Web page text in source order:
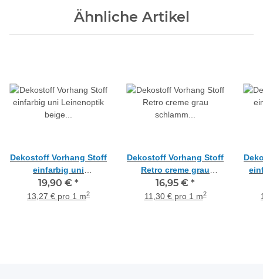
Ähnliche Artikel
Dekostoff Vorhang Stoff
einfarbig uni
Leinenoptik beige
blickdicht, Meterware
19,90 € *
13,27 € pro 1 m2
Dekostoff Vorhang Stoff
Retro creme grau
schlamm anthrazit
blickdicht, Meterware
16,95 € *
11,30 € pro 1 m2